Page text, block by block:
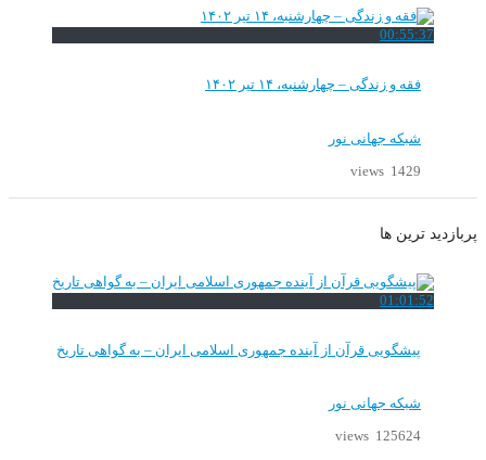
00:55:37
فقه و زندگی – چهارشنبه، ۱۴ تیر ۱۴۰۲
شبکه جهانی نور
1429 views
پربازدید ترین ها
01:01:52
پیشگویی قرآن از آینده جمهوری اسلامی ایران – به گواهی تاریخ
شبکه جهانی نور
125624 views